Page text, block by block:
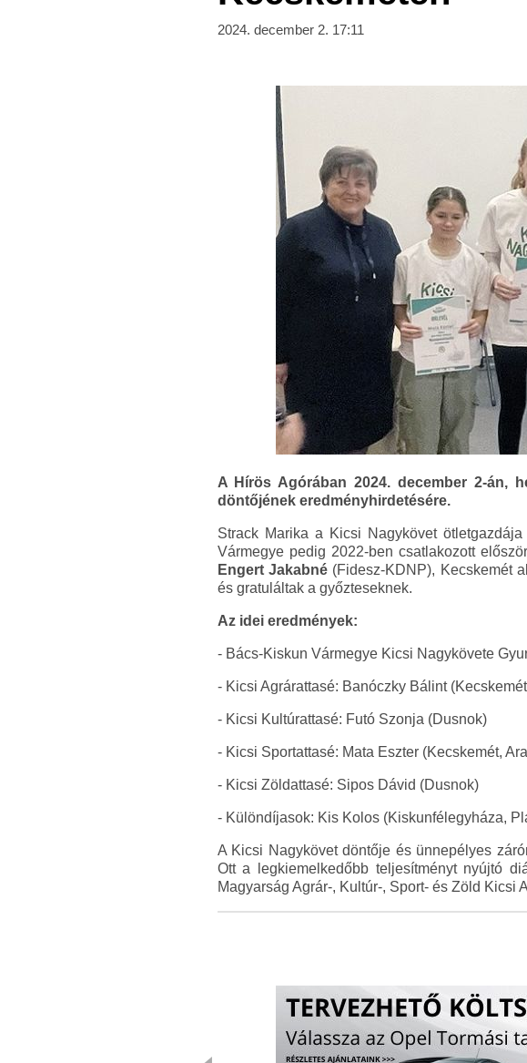
2024. december 2. 17:11
A Hírös Agórában 2024. december 2-án,
döntőjének eredményhirdetésére.
Strack Marika a Kicsi Nagykövet
Vármegye pedig 2022-ben csatlakozott
Engert Jakabné(Fidesz-KDNP), Kecskemét
és gratuláltak a győzteseknek.
Az idei eredmények:
- Bács-Kiskun Vármegye Kicsi Nagykövete
- Kicsi Agrárattasé: Banóczky Bálint
- Kicsi Kultúrattasé: Futó Szonja (Dusnok)
- Kicsi Sportattasé: Mata Eszter (Kecskemét,
- Kicsi Zöldattasé: Sipos Dávid (Dusnok)
- Különdíjasok: Kis Kolos (Kiskunfélegyháza,
A Kicsi Nagykövet döntője és ünnepélyes
Ott a legkiemelkedőbb teljesítményt nyújtó
Magyarság Agrár-, Kultúr-, Sport- és Zöld Kicsi